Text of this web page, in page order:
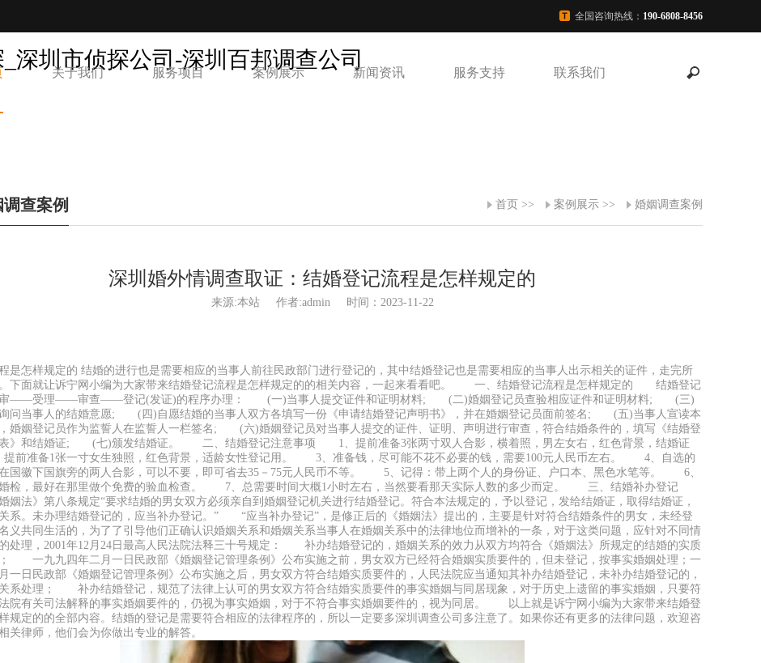
全国咨询热线： 190-6808-8456
关于我们 服务项目 案例展示 新闻资讯 服务支持 联系我们
查案例 首页 >> 案例展示 >> 婚姻调查案例
深圳婚外情调查取证：结婚登记流程是怎样规定的
来源:本站 作者:admin 时间：2023-11-22
是怎样规定的 结婚的进行也是需要相应的当事人前往民政部门进行登记的，其中结婚登记也是需要相应的当事人出示相关的证件，走完所
下面就让诉宁网小编为大家带来结婚登记流程是怎样规定的的相关内容，一起来看看吧。 一、结婚登记流程是怎样规定的 结婚登记
审——受理——审查——登记(发证)的程序办理： (一)当事人提交证件和证明材料; (二)婚姻登记员查验相应证件和证明材料; (三)
问当事人的结婚意愿; (四)自愿结婚的当事人双方各填写一份《申请结婚登记声明书》，并在婚姻登记员面前签名; (五)当事人宣读本
婚姻登记员作为监誓人在监誓人一栏签名; (六)婚姻登记员对当事人提交的证件、证明、声明进行审查，符合结婚条件的，填写《结婚登
》和结婚证; (七)颁发结婚证。 二、结婚登记注意事项 1、提前准备3张两寸双人合影，横着照，男左女右，红色背景，结婚证
准备1张一寸女生独照，红色背景，适龄女性登记用。 3、准备钱，尽可能不花不必要的钱，需要100元人民币左右。 4、自选的
国徽下国旗旁的两人合影，可以不要，即可省去35－75元人民币不等。 5、记得：带上两个人的身份证、户口本、黑色水笔等。 6、
检，最好在那里做个免费的验血检查。 7、总需要时间大概1小时左右，当然要看那天实际人数的多少而定。 三、结婚补办登记
姻法》第八条规定“要求结婚的男女双方必须亲自到婚姻登记机关进行结婚登记。符合本法规定的，予以登记，发给结婚证，取得结婚证，
系。未办理结婚登记的，应当补办登记。” “应当补办登记”，是修正后的《婚姻法》提出的，主要是针对符合结婚条件的男女，未经登
义共同生活的，为了了引导他们正确认识婚姻关系和婚姻关系当事人在婚姻关系中的法律地位而增补的一条，对于这类问题，应针对不同情
处理，2001年12月24日最高人民法院法释三十号规定： 补办结婚登记的，婚姻关系的效力从双方均符合《婚姻法》所规定的结婚的实质
一九九四年二月一日民政部《婚姻登记管理条例》公布实施之前，男女双方已经符合婚姻实质要件的，但未登记，按事实婚姻处理；一
一日民政部《婚姻登记管理条例》公布实施之后，男女双方符合结婚实质要件的，人民法院应当通知其补办结婚登记，未补办结婚登记的，
系处理； 补办结婚登记，规范了法律上认可的男女双方符合结婚实质要件的事实婚姻与同居现象，对于历史上遗留的事实婚姻，只要符
院有关司法解释的事实婚姻要件的，仍视为事实婚姻，对于不符合事实婚姻要件的，视为同居。 以上就是诉宁网小编为大家带来结婚登
规定的的全部内容。结婚的登记是需要符合相应的法律程序的，所以一定要多深圳调查公司多注意了。如果你还有更多的法律问题，欢迎咨
关律师，他们会为你做出专业的解答。